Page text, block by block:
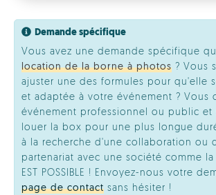
Demande spécifique
Vous avez une demande spécifique
location de la borne à photos ? Vous
ajuster une des formules pour qu'elle
et adaptée à votre événement ? Vous
événement professionnel ou public et
louer la box pour une plus longue
à la recherche d'une collaboration ou
partenariat avec une société comme la
EST POSSIBLE ! Envoyez-nous votre
page de contact sans hésiter !